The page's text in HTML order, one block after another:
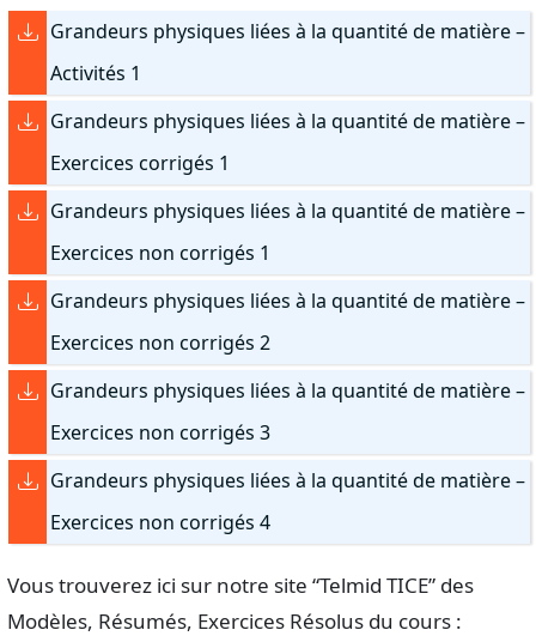
Grandeurs physiques liées à la quantité de matière –
Activités 1
Grandeurs physiques liées à la quantité de matière –
Exercices corrigés 1
Grandeurs physiques liées à la quantité de matière –
Exercices non corrigés 1
Grandeurs physiques liées à la quantité de matière –
Exercices non corrigés 2
Grandeurs physiques liées à la quantité de matière –
Exercices non corrigés 3
Grandeurs physiques liées à la quantité de matière –
Exercices non corrigés 4
Vous trouverez ici sur notre site “Telmid TICE” des
Modèles, Résumés, Exercices Résolus du cours :